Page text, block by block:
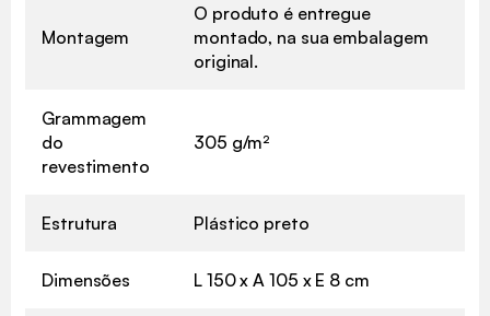
Montagem
O produto é entregue
montado, na sua embalagem
original.
Grammagem
do
revestimento
305 g/m²
Estrutura Plástico preto
Dimensões L 150 x A 105 x E 8 cm